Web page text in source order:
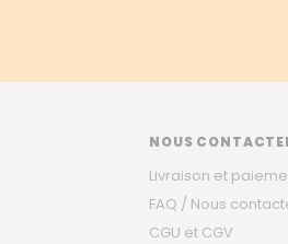
NOUS
Livraison et
FAQ / Nous
CGU et CGV